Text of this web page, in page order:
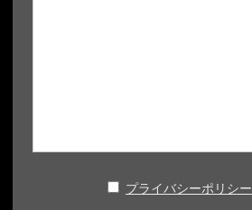
プライバシーポリシー